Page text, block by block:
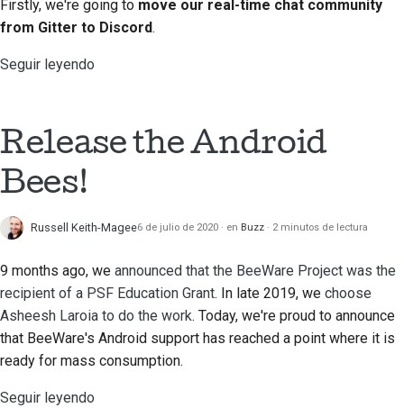
中文(繁體)
Documentación de
Redacción de
documentación
Añadir una nota de
2013
Firstly, we're going to move our real-time chat community
from Gitter to Discord.
Seguir leyendo
Release the Android
Bees!
Russell Keith-Magee6 de julio de 2020 en Buzz 2 minutos de lectura
9 months ago, we announced that the BeeWare Project was the
recipient of a PSF Education Grant. In late 2019, we choose
Asheesh Laroia to do the work. Today, we're proud to announce
that BeeWare's Android support has reached a point where it is
ready for mass consumption.
Seguir leyendo